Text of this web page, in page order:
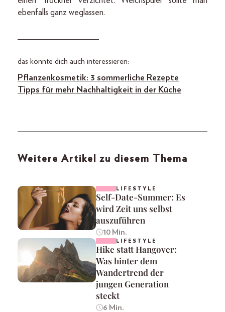
ebenfalls ganz weglassen.
__________________
das könnte dich auch interessieren:
Pflanzenkosmetik: 3 sommerliche Rezepte
Tipps für mehr Nachhaltigkeit in der Küche
Weitere Artikel zu diesem Thema
LIFESTYLE
Self-Date-Summer: Es
wird Zeit uns selbst
auszuführen
10 Min.
LIFESTYLE
Hike statt Hangover:
Was hinter dem
Wandertrend der
jungen Generation
steckt
6 Min.